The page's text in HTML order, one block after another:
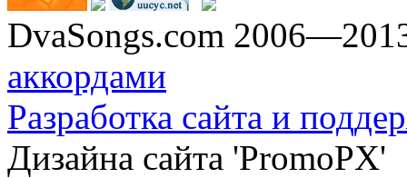
DvaSongs.com
аккордами
Разработка сайта и
Дизайна сайта 'PromoPX'